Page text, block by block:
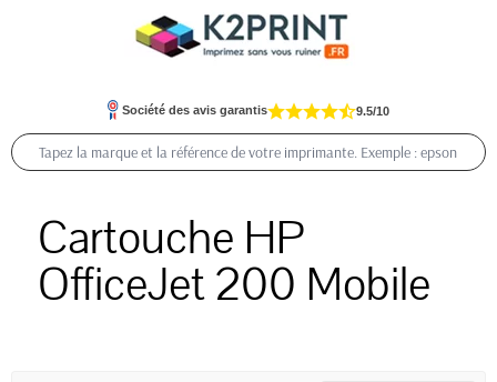
Société des avis garantis 9.5/10
Cartouche HP
OfficeJet 200 Mobile